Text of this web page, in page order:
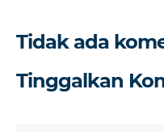
Tidak ada
Tinggalkan